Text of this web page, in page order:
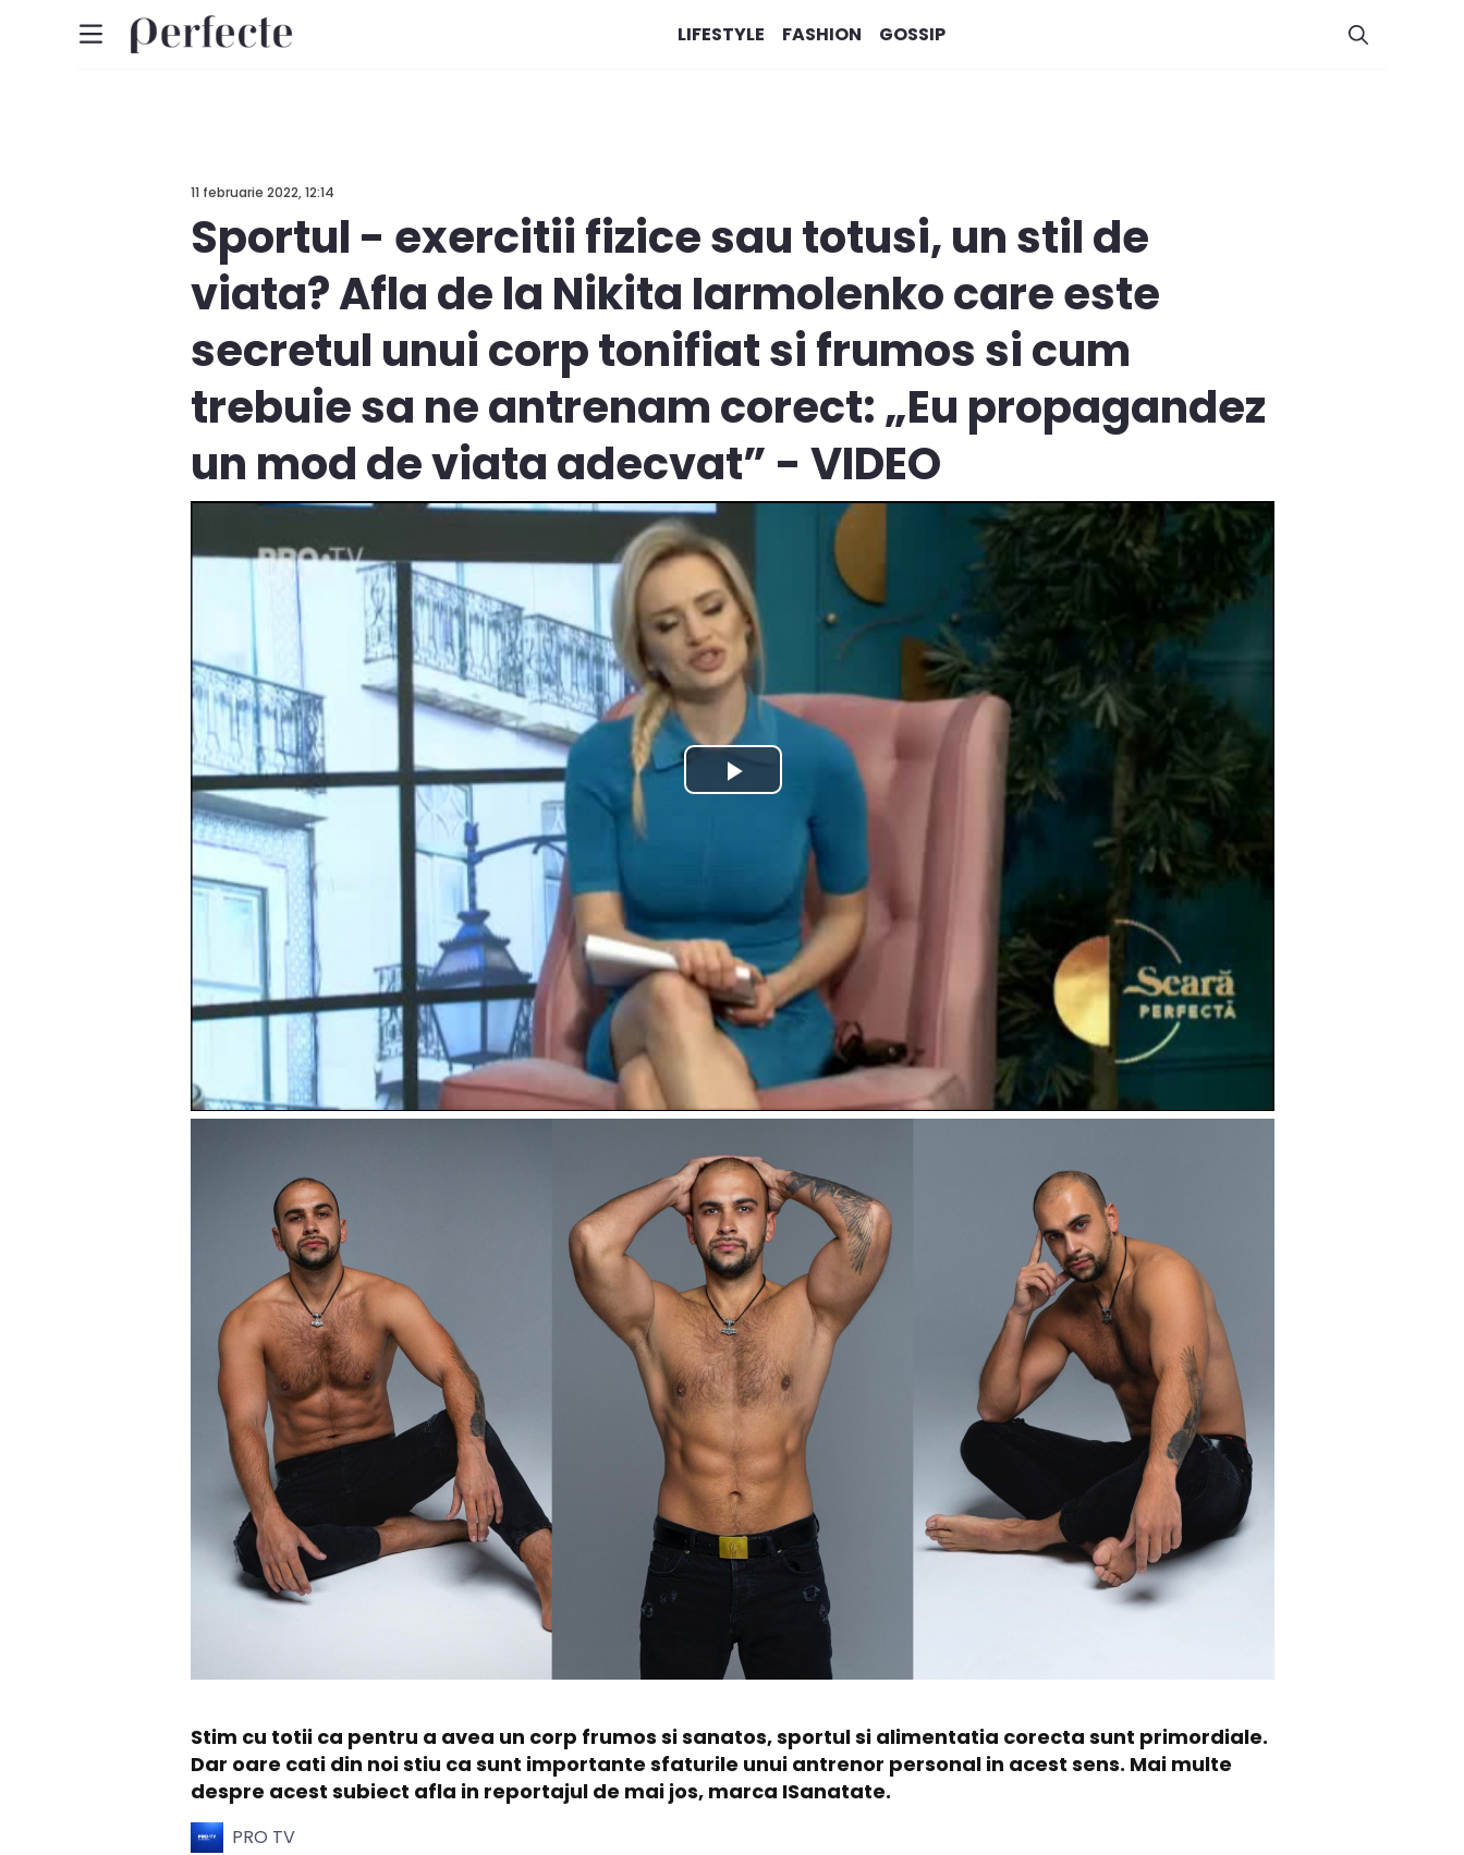
LIFESTYLE FASHION GOSSIP
11 februarie 2022, 12:14
Sportul - exercitii fizice sau totusi, un stil de
viata? Afla de la Nikita Iarmolenko care este
secretul unui corp tonifiat si frumos si cum
trebuie sa ne antrenam corect: „Eu propagandez
un mod de viata adecvat” - VIDEO
Stim cu totii ca pentru a avea un corp frumos si sanatos, sportul si alimentatia corecta sunt primordiale.
Dar oare cati din noi stiu ca sunt importante sfaturile unui antrenor personal in acest sens. Mai multe
despre acest subiect afla in reportajul de mai jos, marca ISanatate.
PRO TV